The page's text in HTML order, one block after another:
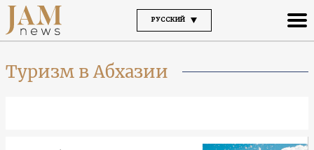
РУССКИЙ
Туризм в Абхазии